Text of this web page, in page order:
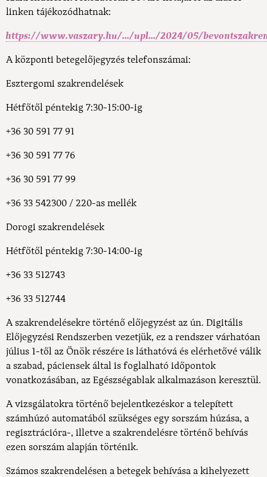
linken tájékozódhatnak:
https://www.vaszary.hu/.../upl.../2024/05/
A központi betegelőjegyzés telefonszámai:
Esztergomi szakrendelések
Hétfőtől péntekig 7:30-15:00-ig
+36 30 591 77 91
+36 30 591 77 76
+36 30 591 77 99
+36 33 542300 / 220-as mellék
Dorogi szakrendelések
Hétfőtől péntekig 7:30-14:00-ig
+36 33 512743
+36 33 512744
A szakrendelésekre történő előjegyzést az ún. Digitális
Előjegyzési Rendszerben vezetjük, ez a rendszer várhatóan
július 1-től az Önök részére is láthatóvá és elérhetővé válik
a szabad, páciensek által is foglalható időpontok
vonatkozásában, az Egészségablak alkalmazáson keresztül.
A vizsgálatokra történő bejelentkezéskor a telepített
számhúzó automatából szükséges egy sorszám húzása, a
regisztrációra-, illetve a szakrendelésre történő behívás
ezen sorszám alapján történik.
Számos szakrendelésen a betegek behívása a kihelyezett